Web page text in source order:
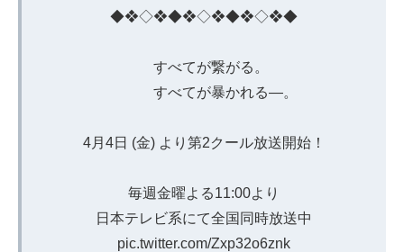
◆❖◇❖◆❖◇❖◆❖◇❖◆
すべてが繋がる。
すべてが暴かれる―。
4月4日 (金) より第2クール放送開始！
毎週金曜よる11:00より
日本テレビ系にて全国同時放送中
pic.twitter.com/Zxp32o6znk